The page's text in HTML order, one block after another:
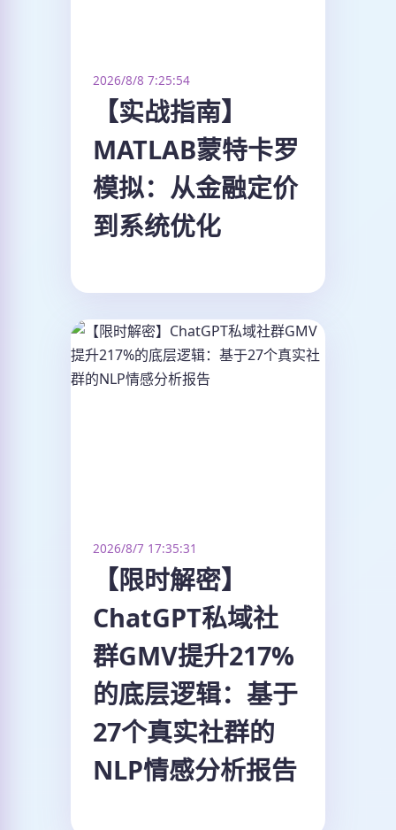
2026/8/8 7:25:54
【实战指南】
MATLAB蒙特卡罗
模拟：从金融定价
到系统优化
2026/8/7 17:35:31
【限时解密】
ChatGPT私域社
群GMV提升217%
的底层逻辑：基于
27个真实社群的
NLP情感分析报告